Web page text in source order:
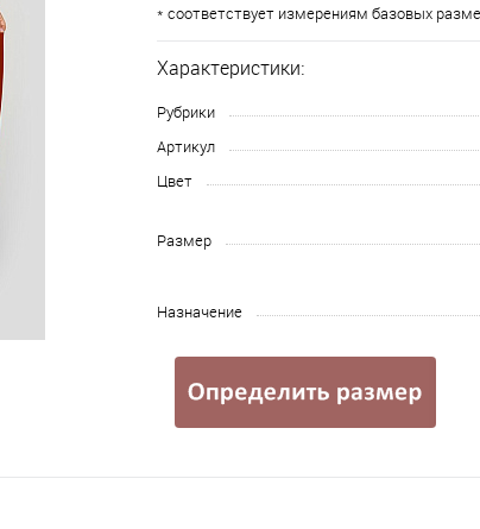
* соответствует измерениям базовых
Характеристики:
Рубрики
Артикул
Цвет
Размер
Назначение